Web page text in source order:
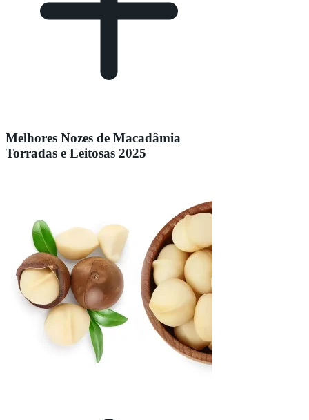
Melhores Nozes de Macadâmia
Torradas e Leitosas 2025